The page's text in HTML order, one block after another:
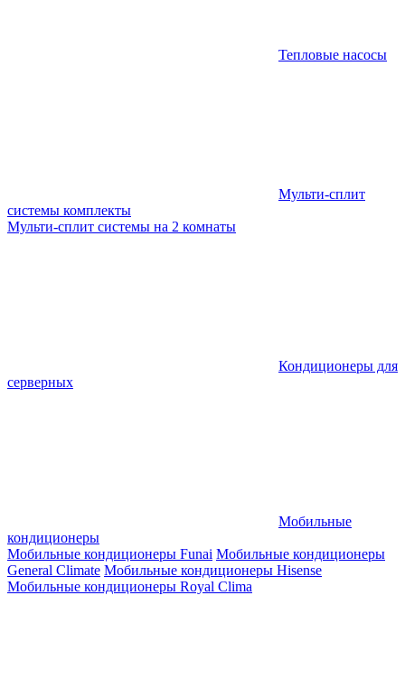
Тепловые насосы
Мульти-сплит
системы комплекты
Мульти-сплит системы на 2 комнаты
Кондиционеры для
серверных
Мобильные
кондиционеры
Мобильные кондиционеры Funai Мобильные кондиционеры
General Climate Мобильные кондиционеры Hisense
Мобильные кондиционеры Royal Clima